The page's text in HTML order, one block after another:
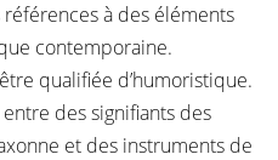
à des éléments
contemporaine.
qualifiée d’humoristique.
des signifiants des
et des instruments de